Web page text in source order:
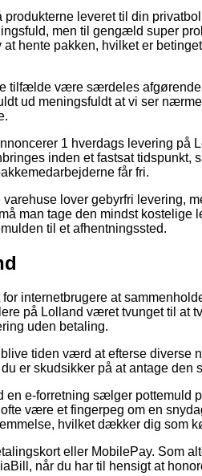
leveret til din
men til gengæld super
hente pakken, hvilket er
tilfælde være særdeles
ud meningsfuldt at vi ser
1 hverdags levering på
inden et fastsat tidspunkt,
får fri.
lover gebyrfri levering,
man tage den mindst
til et afhentningssted.
internetbrugere at
på Lolland været tvunget til at
uden betaling.
tiden værd at efterse diverse
er skudsikker på at antage den
en e-forretning sælger pottemuld
være et fingerpeg om en
hvilket dækker dig som
eller MobilePay. Som
når du har til hensigt at